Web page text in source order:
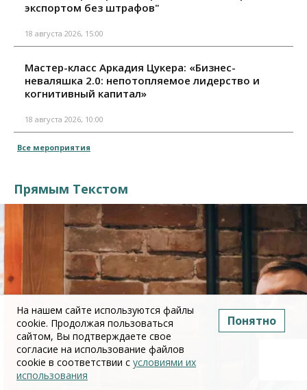
экспортом без штрафов"
18 августа 2026, 15:00
Мастер-класс Аркадия Цукера: «Бизнес-
неваляшка 2.0: непотопляемое лидерство и
когнитивный капитал»
18 августа 2026, 10:00
Все мероприятия
Прямым Текстом
На нашем сайте используются файлы
cookie. Продолжая пользоваться
сайтом, Вы подтверждаете свое
согласие на использование файлов
cookie в соответствии с условиями их
использования
Понятно